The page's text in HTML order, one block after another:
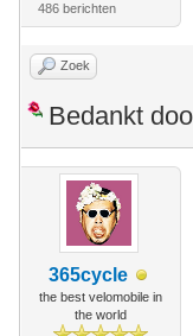
486 berichten
Zoek
Bedankt
365cycle
the best velomobile in
the world